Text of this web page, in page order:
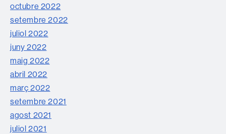
octubre 2022
setembre 2022
juliol 2022
juny 2022
maig 2022
abril 2022
març 2022
setembre 2021
agost 2021
juliol 2021